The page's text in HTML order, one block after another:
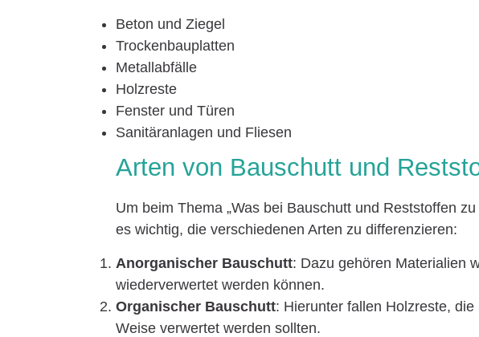
Beton und Ziegel
Trockenbauplatten
Metallabfälle
Holzreste
Fenster und Türen
Sanitäranlagen und Fliesen
Arten von Bauschutt und
Um beim Thema „Was bei Bauschutt und Reststoffen
es wichtig, die verschiedenen Arten zu differenzieren:
Anorganischer Bauschutt: Dazu gehören Materialien
wiederverwertet werden können.
Organischer Bauschutt: Hierunter fallen Holzreste,
Weise verwertet werden sollten.